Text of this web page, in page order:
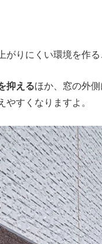
りにくい環境を作る
抑えるほか、窓の外
やすくなりますよ。